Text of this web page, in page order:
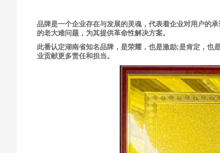
品牌是一个企业存在与发展的灵魂，代表着企业对用户的
的老大难问题，为其提供革命性解决方案。
此番认定湖南省知名品牌，是荣耀，也是激励;是肯定，也
业贡献更多责任和担当。